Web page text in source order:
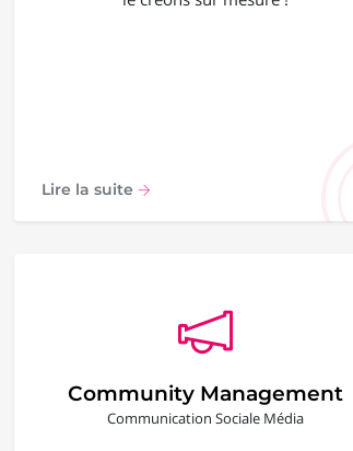
Lire la suite
Community Management
Communication Sociale Média